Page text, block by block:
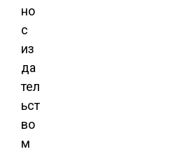
но
с
из
да
тел
ьст
во
м